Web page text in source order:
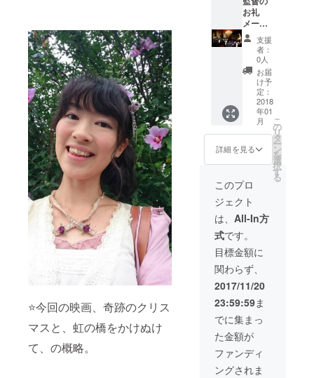
⭐️今回の映画、奇跡のクリス
マスと、虹の橋をかけぬけ
て、の概略。
に、ご
協力者
様とし
て登壇
関係者
打ち上
げに参
ハン
ターハ
ンター
キルア
役の声
優、ゲ
ストの
三橋加
奈子さ
んの写
真付き
サイン
来年撮
影の映
画の撮
影１日
体験、
若しく
は少し
台詞つ
きの、
エキス
トラプ
ラスア
ルファ
の役プ
レゼン
ト 奇跡
のクリ
スマス
劇場無
料ご招
待 舞台
お礼
メール
監督、
好きな
主演女
優俳優
のサイ
ン エン
ドロー
ルクレ
ジット
監督の
CDと
DVD1、
DVD2プ
レゼン
ト 主演
俳優の
レアも
のCDア
ルバム8
曲入り
ハン
ターハ
ンター
のキル
ア役の
声優、
ゲスト
の三橋
加奈子
さんの
写真付
支援
者：
0人
お届
け予
定：
2018
年01
月
詳細を見る
こ
の
リ
タ
ー
ン
を
選
択
す
る
このプロ
ジェクト
は、 All-In方
式です。
目標金額に
関わらず、
2017/11/20
23:59:59ま
でに集まっ
た金額が
ファンディ
ングされま